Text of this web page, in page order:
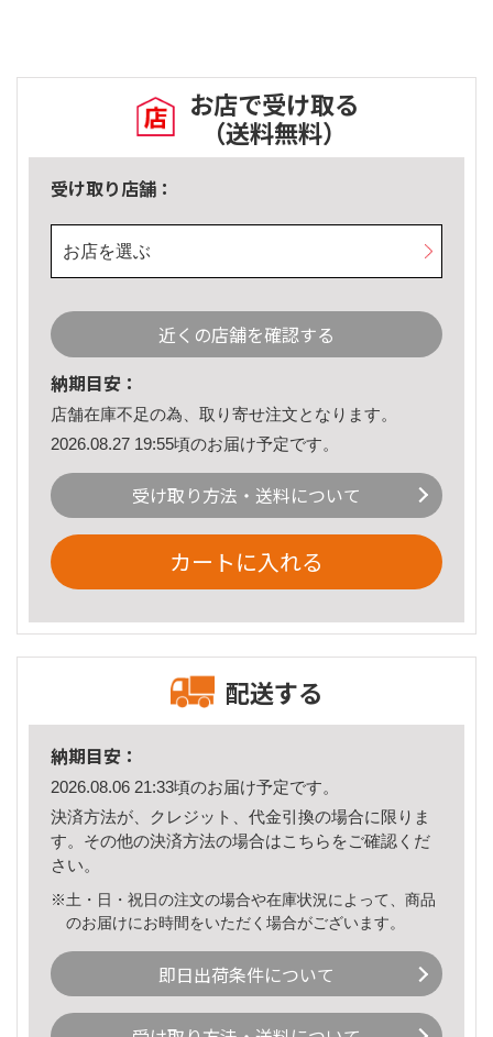
お店で受け取る
（送料無料）
受け取り店舗：
お店を選ぶ
近くの店舗を確認する
納期目安：
店舗在庫不足の為、取り寄せ注文となります。
2026.08.27 19:55頃のお届け予定です。
受け取り方法・送料について
カートに入れる
配送する
納期目安：
2026.08.06 21:33頃のお届け予定です。
決済方法が、クレジット、代金引換の場合に限りま
す。その他の決済方法の場合はこちら をご確認くだ
さい。
※土・日・祝日の注文の場合や在庫状況によって、商品
のお届けにお時間をいただく場合がございます。
即日出荷条件について